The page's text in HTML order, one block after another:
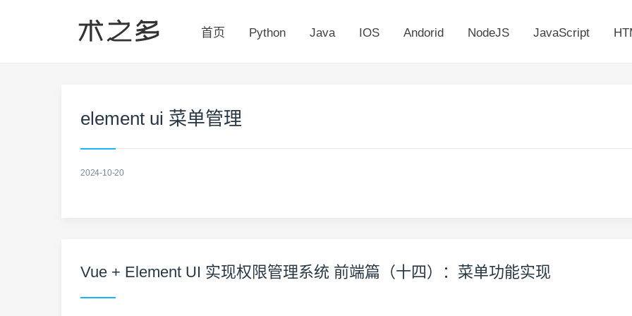
首页 Python Java IOS Andorid NodeJS JavaScript
element ui 菜单管理
2024-10-20
Vue + Element UI 实现权限管理系统 前端篇（十四）：菜单功能实现